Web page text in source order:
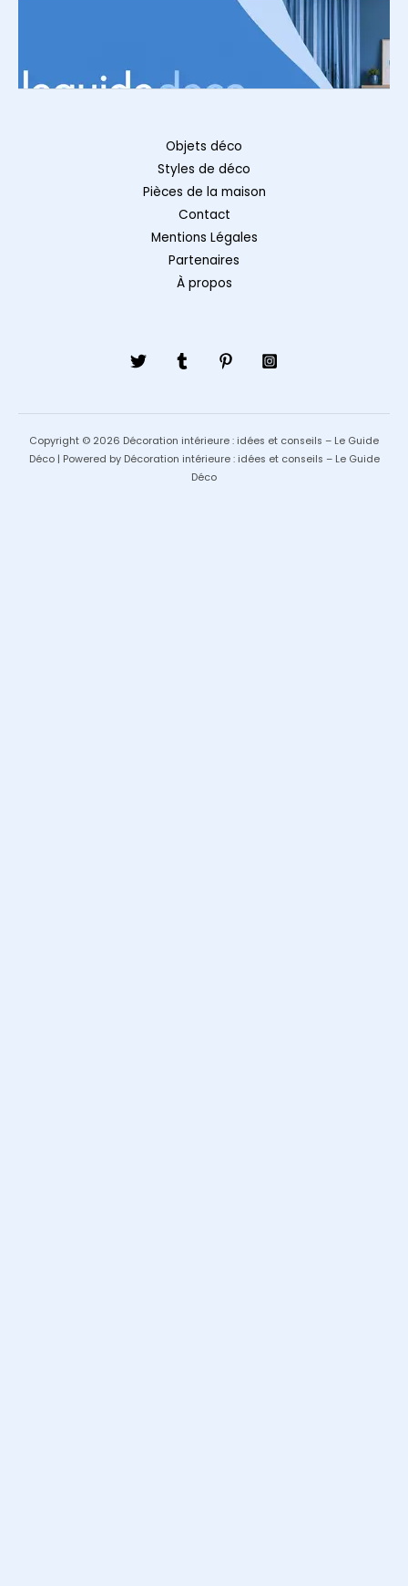
Objets déco
Styles de déco
Pièces de la maison
Contact
Mentions Légales
Partenaires
À propos
Copyright © 2026 Décoration intérieure : idées et conseils – Le Guide
Déco | Powered by Décoration intérieure : idées et conseils – Le Guide
Déco